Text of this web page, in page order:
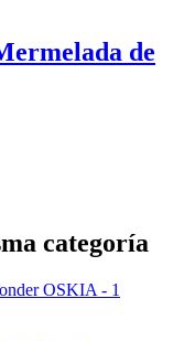
de
categoría